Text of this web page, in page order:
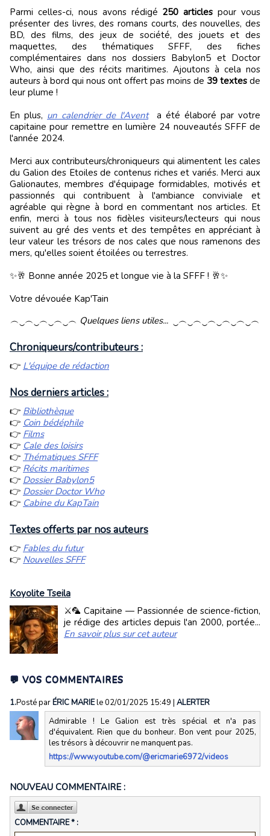
Parmi celles-ci, nous avons rédigé 250 articles pour vous
présenter des livres, des romans courts, des nouvelles, des
BD, des films, des jeux de société, des jouets et des
maquettes, des thématiques SFFF, des fiches
complémentaires dans nos dossiers Babylon5 et Doctor
Who, ainsi que des récits maritimes. Ajoutons à cela nos
auteurs à bord qui nous ont offert pas moins de 39 textes de
leur plume !
En plus, un calendrier de l'Aventa été élaboré par votre
capitaine pour remettre en lumière 24 nouveautés SFFF de
l'année 2024.
Merci aux contributeurs/chroniqueurs qui alimentent les cales
du Galion des Etoiles de contenus riches et variés. Merci aux
Galionautes, membres d'équipage formidables, motivés et
passionnés qui contribuent à l'ambiance conviviale et
agréable qui règne à bord en commentant nos articles. Et
enfin, merci à tous nos fidèles visiteurs/lecteurs qui nous
suivent au gré des vents et des tempêtes en appréciant à
leur valeur les trésors de nos cales que nous ramenons des
mers, qu'elles soient étoilées ou terrestres.
✨🥂 Bonne année 2025 et longue vie à la SFFF ! 🥂✨
Votre dévouée Kap'Tain
︵‿︵‿︵‿︵‿︵ Quelques liens utiles... ‿︵‿︵‿︵‿︵‿︵‿︵
Chroniqueurs/contributeurs :
L'équipe de rédaction
Nos derniers articles :
Bibliothèque
👉 Coin bédéphile
👉 Films
👉 Cale des loisirs
👉 Thématiques SFFF
👉 Récits maritimes
👉 Dossier Babylon5
👉 Dossier Doctor Who
👉 Cabine du KapTain
Textes offerts par nos auteurs
Fables du futur
👉 Nouvelles SFFF
Koyolite Tseila
⚔️🦜 Capitaine — Passionnée de science-fiction,
je rédige des articles depuis l'an 2000, portée...
En savoir plus sur cet auteur
💬 VOS COMMENTAIRES
1.Posté parÉRIC MARIEle 02/01/2025 15:49 | ALERTER
Admirable ! Le Galion est très spécial et n'a pas
d'équivalent. Rien que du bonheur. Bon vent pour 2025,
les trésors à découvrir ne manquent pas.
https://www.youtube.com/@ericmarie6972/videos
NOUVEAU COMMENTAIRE :
COMMENTAIRE * :